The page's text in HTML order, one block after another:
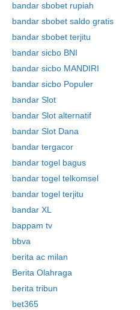
bandar sbobet rupiah
bandar sbobet saldo gratis
bandar sbobet terjitu
bandar sicbo BNI
bandar sicbo MANDIRI
bandar sicbo Populer
bandar Slot
bandar Slot alternatif
bandar Slot Dana
bandar tergacor
bandar togel bagus
bandar togel telkomsel
bandar togel terjitu
bandar XL
bappam tv
bbva
berita ac milan
Berita Olahraga
berita tribun
bet365